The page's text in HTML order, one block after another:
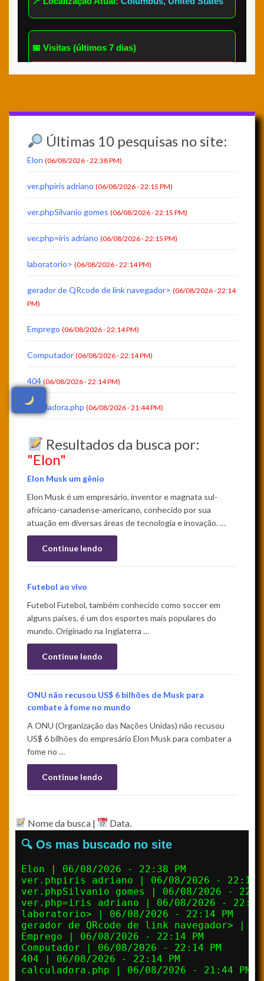
Últimas 10 pesquisas no site:
Elon (06/08/2026 - 22:38 PM)
ver.phpiris adriano (06/08/2026 - 22:15 PM)
ver.phpSilvanio gomes (06/08/2026 - 22:15 PM)
ver.php=iris adriano (06/08/2026 - 22:15 PM)
laboratorio> (06/08/2026 - 22:14 PM)
gerador de QRcode de link navegador> (06/08/2026 - 22:14
PM)
Emprego (06/08/2026 - 22:14 PM)
Computador (06/08/2026 - 22:14 PM)
404 (06/08/2026 - 22:14 PM)
calculadora.php (06/08/2026 - 21:44 PM)
Resultados da busca por:
"Elon"
Elon Musk um gênio
Elon Musk é um empresário, inventor e magnata sul-
africano-canadense-americano, conhecido por sua
atuação em diversas áreas de tecnologia e inovação. …
Continue lendo
Futebol ao vivo
Futebol Futebol, também conhecido como soccer em
alguns países, é um dos esportes mais populares do
mundo. Originado na Inglaterra …
Continue lendo
ONU não recusou US$ 6 bilhões de Musk para
combate à fome no mundo
A ONU (Organização das Nações Unidas) não recusou
US$ 6 bilhões do empresário Elon Musk para combater a
fome no …
Continue lendo
Nome da busca | Data.